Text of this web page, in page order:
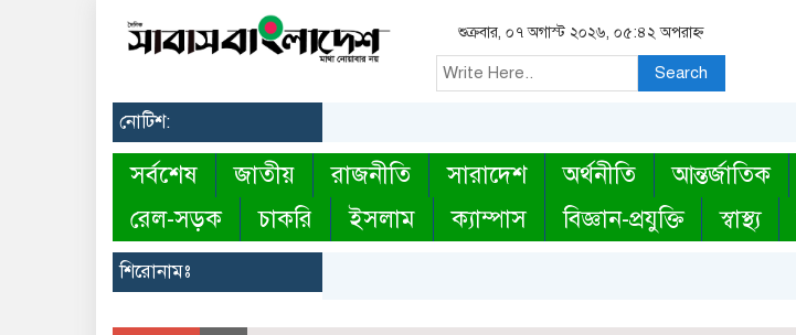
শুক্রবার, ০৭ অগাস্ট ২০২৬, ০৫:৪২ অপরাহ্ন
Search
নোটিশ:
সর্বশেষ জাতীয় রাজনীতি সারাদেশ অর্থনীতি আন্তর্জাতিক
রেল-সড়ক
চাকরি ইসলাম ক্যাম্পাস বিজ্ঞান-প্রযুক্তি স্বাস্থ্য
শিরোনামঃ